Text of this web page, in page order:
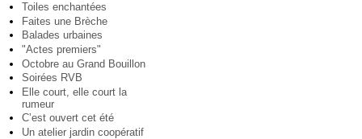
Toiles enchantées
Faites une Brèche
Balades urbaines
"Actes premiers"
Octobre au Grand Bouillon
Soirées RVB
Elle court, elle court la
rumeur
C’est ouvert cet été
Un atelier jardin coopératif